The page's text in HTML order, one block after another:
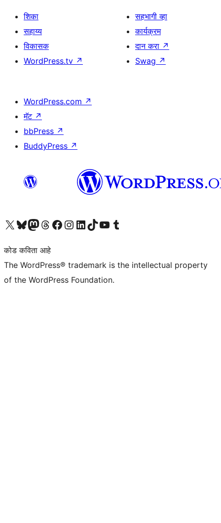
शिका
सहाय्य
विकासक
WordPress.tv ↗
सहभागी व्हा
कार्यक्रम
दान करा ↗
Swag ↗
WordPress.com ↗
मॅट ↗
bbPress ↗
BuddyPress ↗
आमच्या X (एक्स) (पूर्वीचे ट्विटर) खात्याला भेट द्या आमच्या ब्लूस्की खात्याला भेट द्या.आमच्या Mastodon खात्याला भेट द्या.आमच्या थ्रेड्स खात्याला भेट द्या. आमच्या फेसबुक पेजला भेट द्या आमच्या इंस्टाग्राम खात्याला भेट द्या आमच्या लिंक्डइन खात्याला भेट द्या आमच्या टिकटॉक अकाउंटला भेट द्या.आमच्या यूट्यूब चॅनेलला भेट द्या आमच्या टंबलर खात्याला भेट द्या.
कोड कविता आहे
The WordPress® trademark is the intellectual property
of the WordPress Foundation.